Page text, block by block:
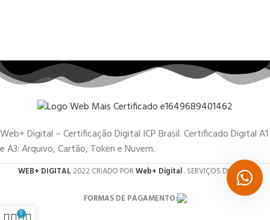
Web+ Digital – Certificação Digital ICP Brasil. Certificado Digital A1
e A3: Arquivo, Cartão, Token e Nuvem.
WEB+ DIGITAL 2022 CRIADO PORWeb+ Digital. SERVIÇOS DIGITAIS.
FORMAS DE PAGAMENTO:
0